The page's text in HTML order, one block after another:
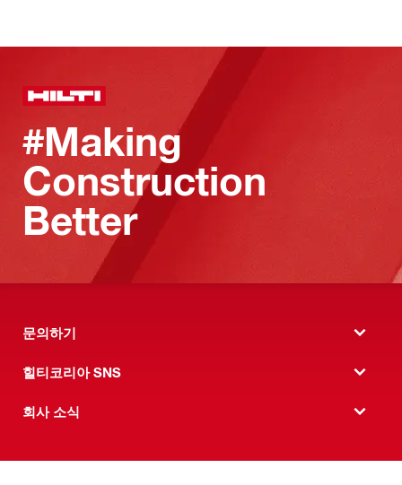
#Making
Construction
Better
문의하기
힐티코리아 SNS
회사 소식